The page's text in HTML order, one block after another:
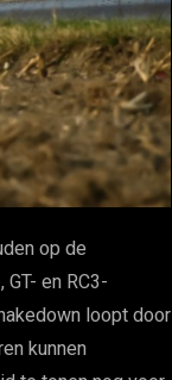
op de
en RC3-
loopt door
kunnen